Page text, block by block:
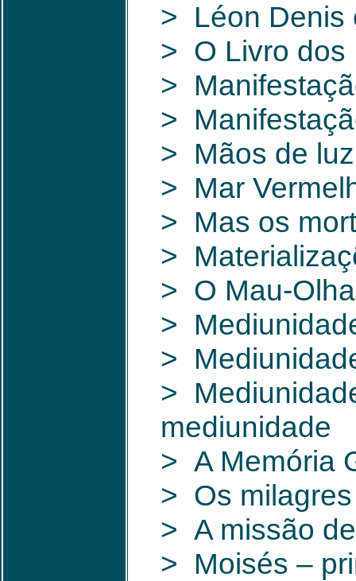
> Léon Denis
> O Livro dos
>
>
> Mãos de
> Mar
> Mas os
>
> O Mau-
>
>
>
mediunidade
> A Memória
> Os
> A missão
> Moisés –